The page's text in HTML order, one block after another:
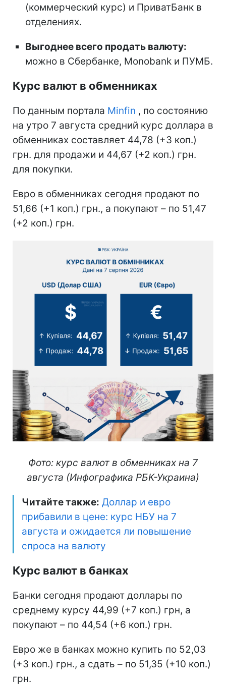
(коммерческий курс) и ПриватБанк в
отделениях.
Выгоднее всего продать валюту:
можно в Сбербанке, Monobank и ПУМБ.
Курс валют в обменниках
По данным портала Minfin , по состоянию
на утро 7 августа средний курс доллара в
обменниках составляет 44,78 (+3 коп.)
грн. для продажи и 44,67 (+2 коп.) грн.
для покупки.
Евро в обменниках сегодня продают по
51,66 (+1 коп.) грн., а покупают – по 51,47
(+2 коп.) грн.
Фото: курс валют в обменниках на 7
августа (Инфографика РБК-Украина)
Читайте также: Доллар и евро
прибавили в цене: курс НБУ на 7
августа и ожидается ли повышение
спроса на валюту
Курс валют в банках
Банки сегодня продают доллары по
среднему курсу 44,99 (+7 коп.) грн, а
покупают – по 44,54 (+6 коп.) грн.
Евро же в банках можно купить по 52,03
(+3 коп.) грн., а сдать – по 51,35 (+10 коп.)
грн.